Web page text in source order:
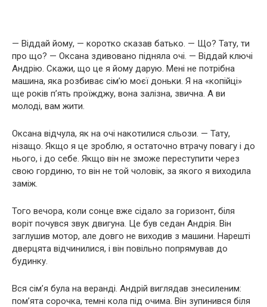
— Віддай йому, — коротко сказав батько. — Що? Тату, ти
про що? — Оксана здивовано підняла очі. — Віддай ключі
Андрію. Скажи, що це я йому дарую. Мені не потрібна
машина, яка розбиває сім’ю моєї доньки. Я на «копійці»
ще років п’ять проїжджу, вона залізна, звична. А ви
молоді, вам жити.
Оксана відчула, як на очі накотилися сльози. — Тату,
нізащо. Якщо я це зроблю, я остаточно втрачу повагу і до
нього, і до себе. Якщо він не зможе переступити через
свою гординю, то він не той чоловік, за якого я виходила
заміж.
Того вечора, коли сонце вже сідало за горизонт, біля
воріт почувся звук двигуна. Це був седан Андрія. Він
заглушив мотор, але довго не виходив з машини. Нарешті
дверцята відчинилися, і він повільно попрямував до
будинку.
Вся сім’я була на веранді. Андрій виглядав знесиленим:
пом’ята сорочка, темні кола під очима. Він зупинився біля